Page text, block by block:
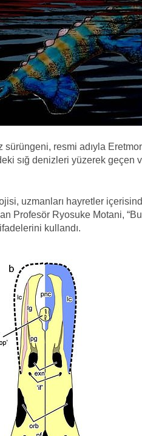
resmi adıyla
sığ denizleri yüzerek geçen
uzmanları hayretler
Profesör Ryosuke Motani,
kullandı.